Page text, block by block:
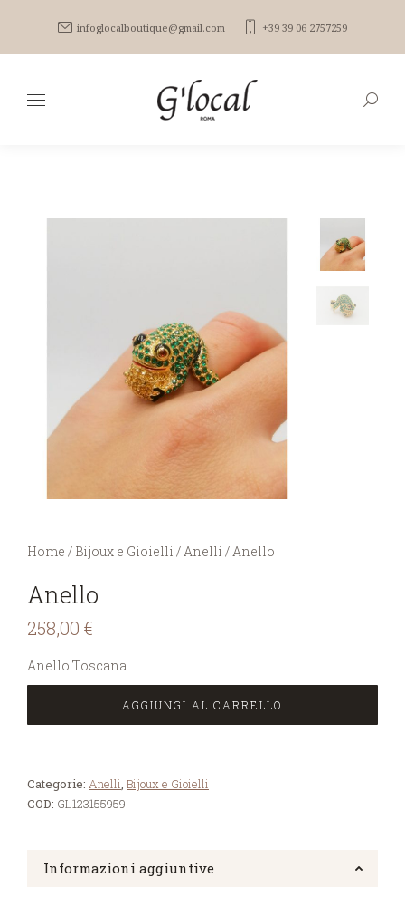
infoglocalboutique@gmail.com +39 39 06 2757259
You are here:
Home / Bijoux e Gioielli /Anelli /Anello
Anello
258,00 €
Anello Toscana
AGGIUNGI AL CARRELLO
Categorie: Anelli, Bijoux e Gioielli
COD: GL123155959
Informazioni aggiuntive